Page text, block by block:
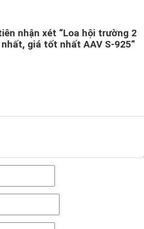
nhận xét “Loa hội trường 2
giá tốt nhất AAV S-925”